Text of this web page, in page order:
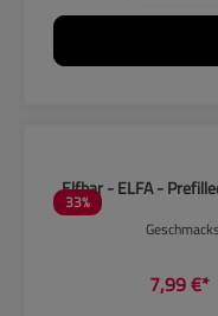
33%
Elfbar - ELFA -
7,99 €*